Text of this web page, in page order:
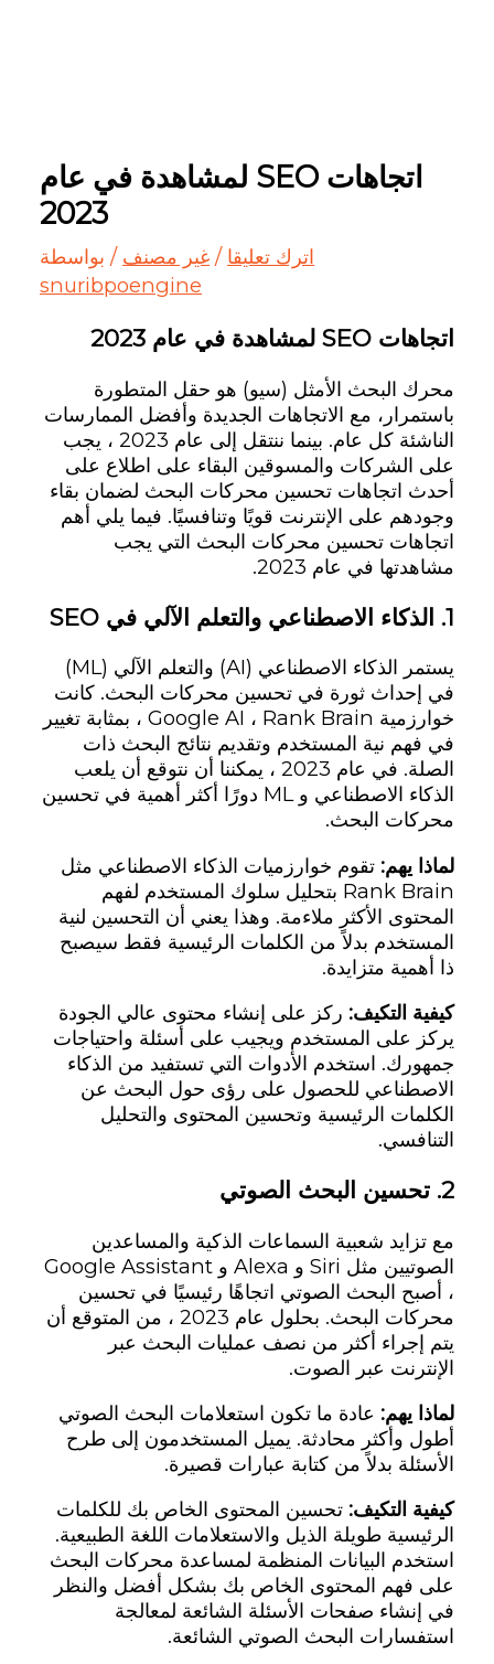
اتجاهات SEO لمشاهدة في عام
2023
اترك تعليقا / غير مصنف / بواسطة
snuribpoengine
اتجاهات SEO لمشاهدة في عام 2023
محرك البحث الأمثل (سيو) هو حقل المتطورة
باستمرار، مع الاتجاهات الجديدة وأفضل الممارسات
الناشئة كل عام. بينما ننتقل إلى عام 2023 ، يجب
على الشركات والمسوقين البقاء على اطلاع على
أحدث اتجاهات تحسين محركات البحث لضمان بقاء
وجودهم على الإنترنت قويًا وتنافسيًا. فيما يلي أهم
اتجاهات تحسين محركات البحث التي يجب
مشاهدتها في عام 2023.
1. الذكاء الاصطناعي والتعلم الآلي في SEO
يستمر الذكاء الاصطناعي (AI) والتعلم الآلي (ML)
في إحداث ثورة في تحسين محركات البحث. كانت
خوارزمية Google AI ، Rank Brain ، بمثابة تغيير
في فهم نية المستخدم وتقديم نتائج البحث ذات
الصلة. في عام 2023 ، يمكننا أن نتوقع أن يلعب
الذكاء الاصطناعي و ML دورًا أكثر أهمية في تحسين
محركات البحث.
لماذا يهم: تقوم خوارزميات الذكاء الاصطناعي مثل
Rank Brain بتحليل سلوك المستخدم لفهم
المحتوى الأكثر ملاءمة. وهذا يعني أن التحسين لنية
المستخدم بدلاً من الكلمات الرئيسية فقط سيصبح
ذا أهمية متزايدة.
كيفية التكيف: ركز على إنشاء محتوى عالي الجودة
يركز على المستخدم ويجيب على أسئلة واحتياجات
جمهورك. استخدم الأدوات التي تستفيد من الذكاء
الاصطناعي للحصول على رؤى حول البحث عن
الكلمات الرئيسية وتحسين المحتوى والتحليل
التنافسي.
2. تحسين البحث الصوتي
مع تزايد شعبية السماعات الذكية والمساعدين
الصوتيين مثل Siri و Alexa و Google Assistant
، أصبح البحث الصوتي اتجاهًا رئيسيًا في تحسين
محركات البحث. بحلول عام 2023 ، من المتوقع أن
يتم إجراء أكثر من نصف عمليات البحث عبر
الإنترنت عبر الصوت.
لماذا يهم: عادة ما تكون استعلامات البحث الصوتي
أطول وأكثر محادثة. يميل المستخدمون إلى طرح
الأسئلة بدلاً من كتابة عبارات قصيرة.
كيفية التكيف: تحسين المحتوى الخاص بك للكلمات
الرئيسية طويلة الذيل والاستعلامات اللغة الطبيعية.
استخدم البيانات المنظمة لمساعدة محركات البحث
على فهم المحتوى الخاص بك بشكل أفضل والنظر
في إنشاء صفحات الأسئلة الشائعة لمعالجة
استفسارات البحث الصوتي الشائعة.